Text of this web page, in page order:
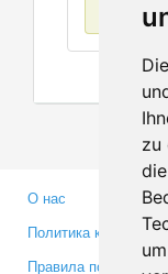
zu
О нас
Политика
Правила пользования